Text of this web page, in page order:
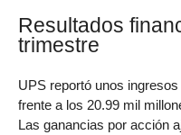
Resultados
trimestre
UPS reportó unos
frente a los 20.99 mil
Las ganancias por acción